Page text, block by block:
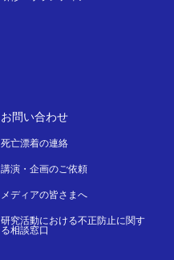
お問い合わせ
死亡漂着の連絡
講演・企画のご依頼
メディアの皆さまへ
研究活動における不正防止に関す
る相談窓口